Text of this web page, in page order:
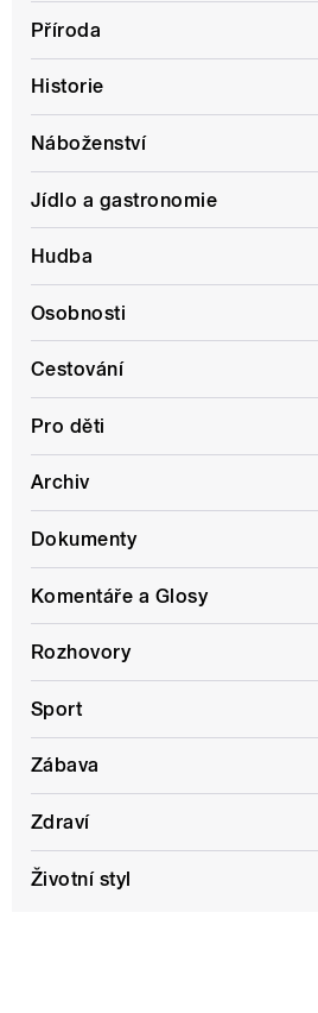
Příroda
Historie
Náboženství
Jídlo a gastronomie
Hudba
Osobnosti
Cestování
Pro děti
Archiv
Dokumenty
Komentáře a Glosy
Rozhovory
Sport
Zábava
Zdraví
Životní styl